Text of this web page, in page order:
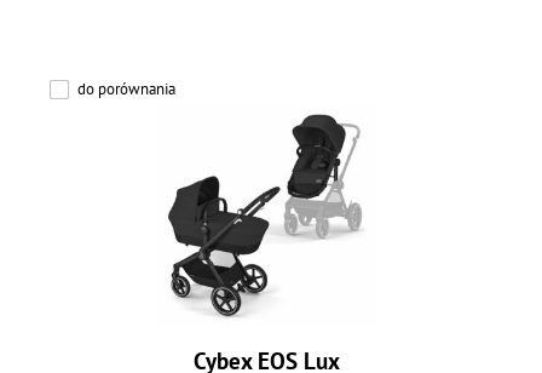
do porównania
Cybex EOS Lux